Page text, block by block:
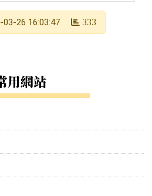
03-26 16:03:47 333
用網站